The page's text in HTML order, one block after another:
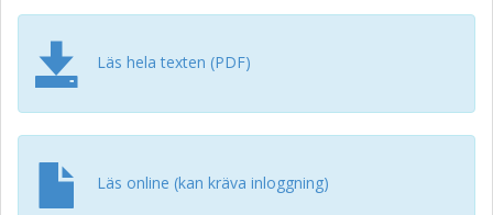
Läs hela texten (PDF)
Läs online (kan kräva inloggning)